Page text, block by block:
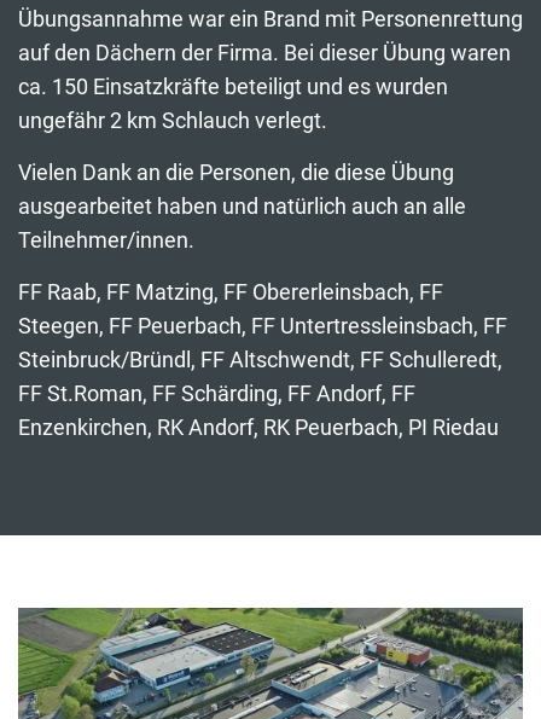
Übungsannahme war ein Brand mit Personenrettung
auf den Dächern der Firma. Bei dieser Übung waren
ca. 150 Einsatzkräfte beteiligt und es wurden
ungefähr 2 km Schlauch verlegt.
Vielen Dank an die Personen, die diese Übung
ausgearbeitet haben und natürlich auch an alle
Teilnehmer/innen.
FF Raab, FF Matzing, FF Obererleinsbach, FF
Steegen, FF Peuerbach, FF Untertressleinsbach, FF
Steinbruck/Bründl, FF Altschwendt, FF Schulleredt,
FF St.Roman, FF Schärding, FF Andorf, FF
Enzenkirchen, RK Andorf, RK Peuerbach, PI Riedau